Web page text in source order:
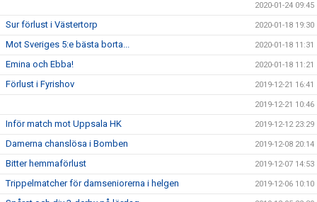
2020-01-24 09:45
Sur förlust i Västertorp 2020-01-18 19:30
Mot Sveriges 5:e bästa borta... 2020-01-18 11:31
Emina och Ebba! 2020-01-18 11:21
Förlust i Fyrishov 2019-12-21 16:41
2019-12-21 10:46
Inför match mot Uppsala HK 2019-12-12 23:29
Damerna chanslösa i Bomben 2019-12-08 20:14
Bitter hemmaförlust 2019-12-07 14:53
Trippelmatcher för damseniorerna i helgen 2019-12-06 10:10